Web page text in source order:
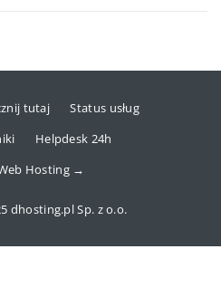
tutaj
Status usług
Helpdesk 24h
Hosting →
dhosting.pl Sp. z o.o.